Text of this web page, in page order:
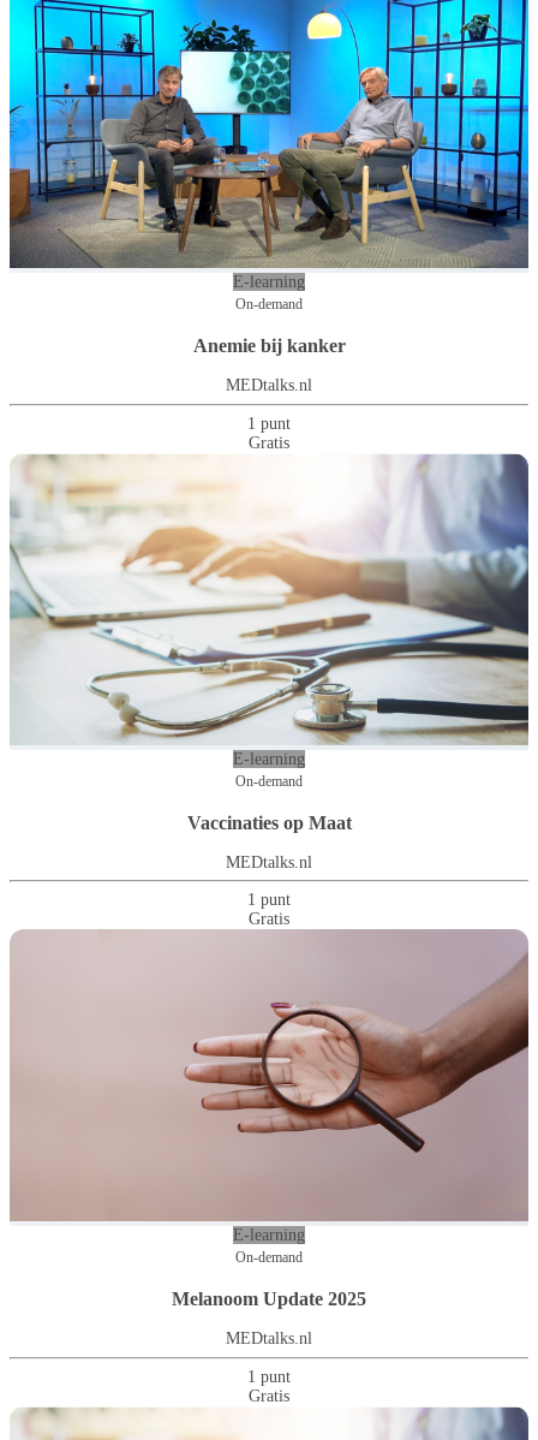
E-learning
On-demand
Anemie bij kanker
MEDtalks.nl
1 punt
Gratis
E-learning
On-demand
Vaccinaties op Maat
MEDtalks.nl
1 punt
Gratis
E-learning
On-demand
Melanoom Update 2025
MEDtalks.nl
1 punt
Gratis